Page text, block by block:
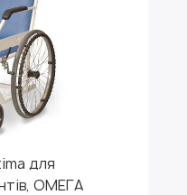
для
ОМЕГА